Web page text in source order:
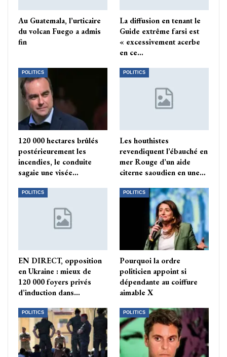
Au Guatemala, l’urticaire
du volcan Fuego a admis
fin
La diffusion en tenant le
Guide extrême farsi est
« excessivement acerbe
en ce…
POLITICS
120 000 hectares brûlés
postérieurement les
incendies, le conduite
sagaie une visée…
POLITICS
Les houthistes
revendiquent l’ébauché en
mer Rouge d’un aide
citerne saoudien en une…
POLITICS
EN DIRECT, opposition
en Ukraine : mieux de
120 000 foyers privés
d’induction dans…
POLITICS
Pourquoi la ordre
politicien appoint si
dépendante au coiffure
aimable X
POLITICS POLITICS